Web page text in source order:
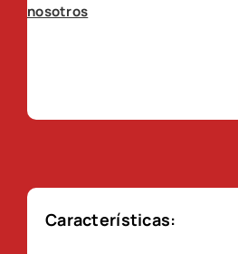
nosotros
Características: